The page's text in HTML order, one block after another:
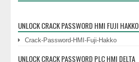
UNLOCK CRACK PASSWORD HMI FUJI HAKKO
Crack-Password-HMI-Fuji-Hakko
UNLOCK CRACK PASSWORD PLC HMI DELTA